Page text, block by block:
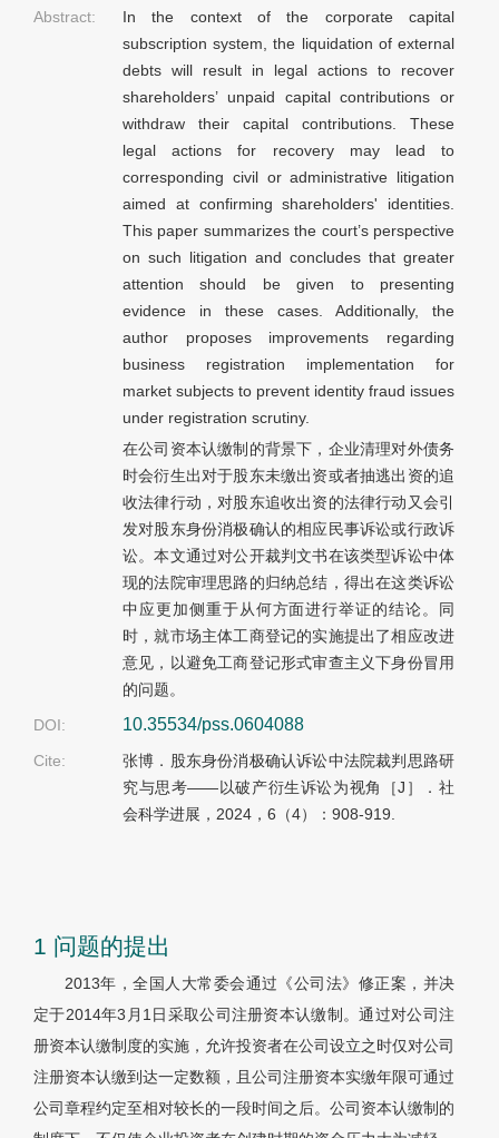
Abstract:
In the context of the corporate capital
subscription system, the liquidation of external
debts will result in legal actions to recover
shareholders’ unpaid capital contributions or
withdraw their capital contributions. These
legal actions for recovery may lead to
corresponding civil or administrative litigation
aimed at confirming shareholders' identities.
This paper summarizes the court’s perspective
on such litigation and concludes that greater
attention should be given to presenting
evidence in these cases. Additionally, the
author proposes improvements regarding
business registration implementation for
market subjects to prevent identity fraud issues
under registration scrutiny.
在公司资本认缴制的背景下，企业清理对外债务
时会衍生出对于股东未缴出资或者抽逃出资的追
收法律行动，对股东追收出资的法律行动又会引
发对股东身份消极确认的相应民事诉讼或行政诉
讼。本文通过对公开裁判文书在该类型诉讼中体
现的法院审理思路的归纳总结，得出在这类诉讼
中应更加侧重于从何方面进行举证的结论。同
时，就市场主体工商登记的实施提出了相应改进
意见，以避免工商登记形式审查主义下身份冒用
的问题。
DOI:
10.35534/pss.0604088
Cite:
张博．股东身份消极确认诉讼中法院裁判思路研
究与思考——以破产衍生诉讼为视角［J］．社
会科学进展，2024，6（4）：908-919.
1 问题的提出
2013年，全国人大常委会通过《公司法》修正案，并决
定于2014年3月1日采取公司注册资本认缴制。通过对公司注
册资本认缴制度的实施，允许投资者在公司设立之时仅对公司
注册资本认缴到达一定数额，且公司注册资本实缴年限可通过
公司章程约定至相对较长的一段时间之后。公司资本认缴制的